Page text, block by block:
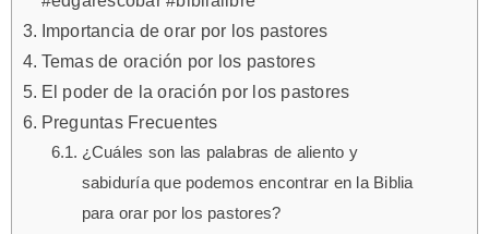
Importancia de orar por los pastores
Temas de oración por los pastores
El poder de la oración por los pastores
Preguntas Frecuentes
¿Cuáles son las palabras de aliento y
sabiduría que podemos encontrar en la Biblia
para orar por los pastores?